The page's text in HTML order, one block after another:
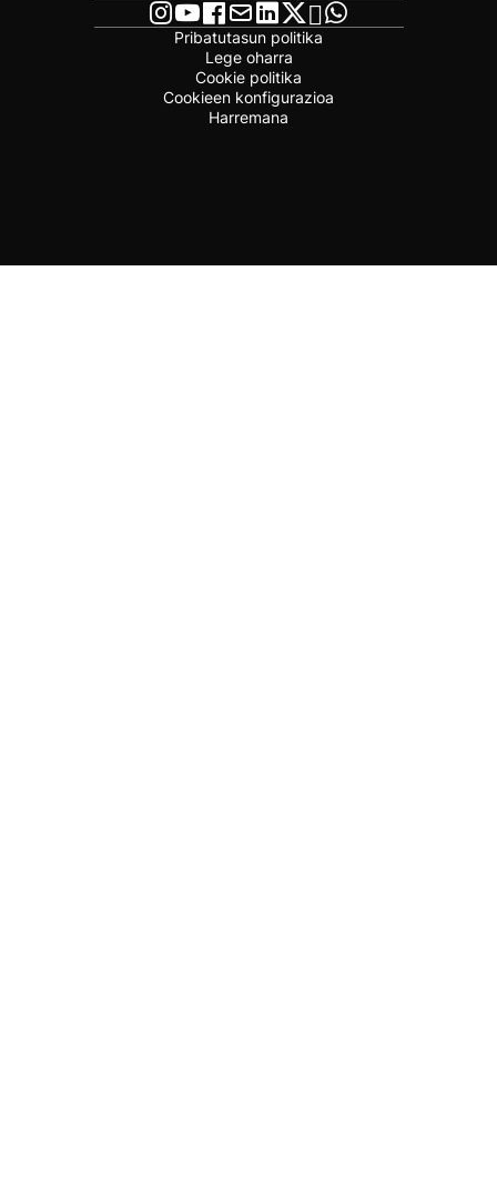
Pribatutasun politika
Lege oharra
Cookie politika
Cookieen konfigurazioa
Harremana